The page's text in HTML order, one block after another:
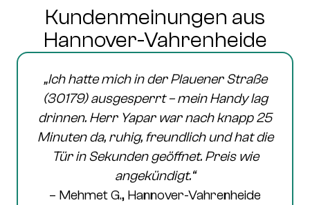
Kundenmeinungen aus
Hannover-Vahrenheide
„Ich hatte mich in derPlauener Straße
(30179)ausgesperrt – mein Handy lag
drinnen. Herr Yapar war nach knapp 25
Minuten da, ruhig, freundlich und hat die
Tür in Sekunden geöffnet. Preis wie
angekündigt.“
– Mehmet G., Hannover-Vahrenheide